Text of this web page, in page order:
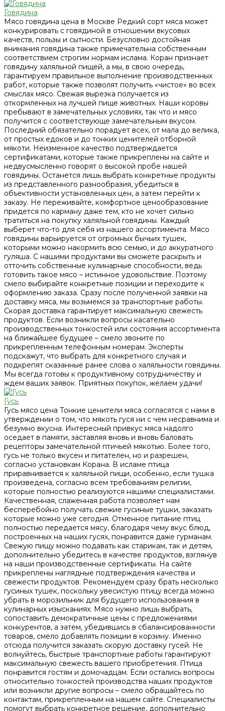
Говядина
Мясо говядина цена в Москве Редкий сорт мяса может
конкурировать с говядиной в отношении вкусовых
качеств, пользы и сытности. Безусловно достойная
внимания говядина также примечательна собственным
соответствием строгим нормам ислама. Коран признает
говядину халяльной пищей, а мы, в свою очередь,
гарантируем правильное выполнение производственных
работ, которые также позволят получить «чистое» во всех
смыслах мясо. Свежая вырезка получается из
откормленных на лучшей пище животных. Наши коровы
пребывают в замечательных условиях, так что и мясо
получится с соответствующе замечательным вкусом.
Последний обязательно порадует всех, от мала до велика,
от простых едоков и до тонких ценителей отборной
мякоти. Неизменное качество подтверждается
сертификатами, которые также прикреплены на сайте и
недвусмысленно говорят о высокой пробе нашей
говядины. Останется лишь выбрать конкретные продукты
из представленного разнообразия, убедиться в
объективности установленных цен, а затем перейти к
заказу. Не переживайте, комфортное ценообразование
придется по карману даже тем, кто не хочет сильно
тратиться на покупку халяльной говядины. Каждый
выберет что-то для себя из нашего ассортимента. Мясо
говядины варьируется от огромных бычьих тушек,
которыми можно накормить всю семью, и до аккуратного
гуляша. С нашими продуктами вы сможете раскрыть и
отточить собственные кулинарные способности, ведь
готовить такое мясо – истинное удовольствие. Поэтому
смело выбирайте конкретные позиции и переходите к
оформлению заказа. Сразу после полученной заявки на
доставку мяса, мы возьмемся за транспортные работы.
Скорая доставка гарантирует максимальную свежесть
продуктов. Если возникли вопросы касательно
производственных тонкостей или состояния ассортимента
на ближайшее будущее – смело звоните по
прикрепленным телефонным номерам. Эксперты
подскажут, что выбрать для конкретного случая и
подкрепят сказанные ранее слова о халяльности говядины.
Мы всегда готовы к продуктивному сотрудничеству и
ждем ваших заявок. Приятных покупок, желаем удачи!
Гусь
Гусь мясо цена Тонкие ценители мяса согласятся с нами в
утверждении о том, что мякоть гуся ни с чем несравнима и
безумно вкусна. Интересный привкус мяса надолго
оседает в памяти, заставляя вновь и вновь баловать
рецепторы замечательной птичьей мякотью. Более того,
гусь не только вкусен и питателен, но и разрешен,
согласно установкам Корана. В исламе птица
приравнивается к халяльной пищи, особенно, если тушка
произведена, согласно всем требованиям религии,
которые полностью реализуются нашими специалистами.
Качественная, слаженная работа позволяет нам
бесперебойно получать свежие гусиные тушки, заказать
которые можно уже сегодня. Отменное питание птиц
полностью передается мясу, благодаря чему вкус блюд,
построенных на наших гусях, понравится даже гурманам.
Свежую пищу можно подавать как старикам, так и детям,
дополнительно убедитесь в качестве продуктов, взглянув
на наши производственные сертификаты. На сайте
прикреплены наглядные подтверждения качества и
свежести продуктов. Рекомендуем сразу брать несколько
гусиных тушек, поскольку увесистую птицу всегда можно
убрать в морозильник для будущего использования в
кулинарных изысканиях. Мясо нужно лишь выбрать,
сопоставить демократичные цены с предложениями
конкурентов, а затем, убедившись в сбалансированности
товаров, смело добавлять позиции в корзину. Именно
отсюда получится заказать скорую доставку гусей. Не
волнуйтесь, быстрые транспортные работы гарантируют
максимальную свежесть вашего приобретения. Птица
понравится гостям и домочадцам. Если остались вопросы
относительно тонкостей производства наших продуктов
или возникли другие вопросы – смело обращайтесь по
контактам, прикрепленным на нашем сайте. Специалисты
помогут выбрать конкретное решение, дополнительно